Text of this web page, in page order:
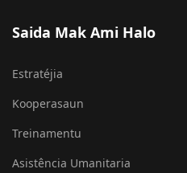
Saida Mak Ami Halo
Estratéjia
Kooperasaun
Treinamentu
Asistência Umanitaria